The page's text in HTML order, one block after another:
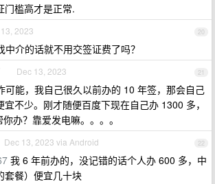
门槛高才是正常.
20
2023
中介的话就不用交签证费了吗？
21
Dec 13, 2023
可能，我自己很久以前办的 10 年签，那会自己
不少。刚才随便百度下现在自己办 1300 多，
办？靠爱发电嘛。。。。
22
Dec 13, 2023 via Android
我 6 年前办的，没记错的话个人办 600 多，中
套餐）便宜几十块